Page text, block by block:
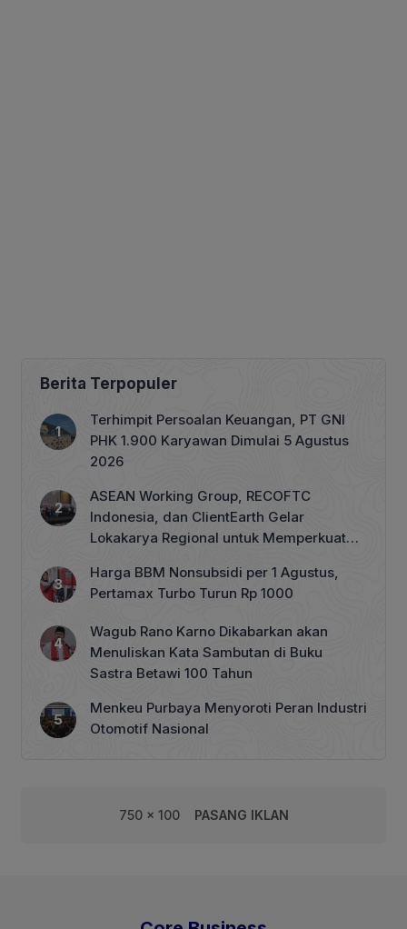
Berita Terpopuler
Terhimpit Persoalan Keuangan, PT GNI
PHK 1.900 Karyawan Dimulai 5 Agustus
2026
ASEAN Working Group, RECOFTC
Indonesia, dan ClientEarth Gelar
Lokakarya Regional untuk Memperkuat
Harga BBM Nonsubsidi per 1 Agustus,
Pertamax Turbo Turun Rp 1000
Wagub Rano Karno Dikabarkan akan
Menuliskan Kata Sambutan di Buku
Sastra Betawi 100 Tahun
Menkeu Purbaya Menyoroti Peran Industri
Otomotif Nasional
750 x 100 PASANG IKLAN